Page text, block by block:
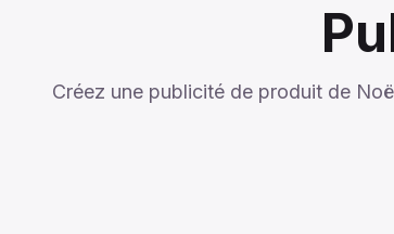
Créez une publicité de produit de